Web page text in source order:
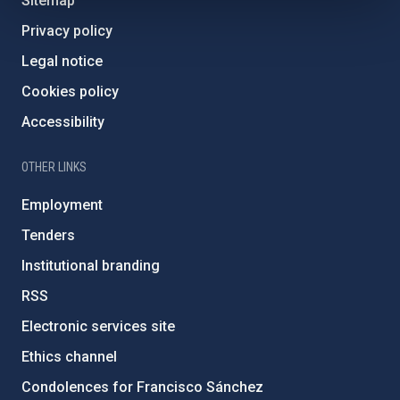
Privacy policy
Legal notice
Cookies policy
Accessibility
OTHER LINKS
Employment
Tenders
Institutional branding
RSS
Electronic services site
Ethics channel
Condolences for Francisco Sánchez